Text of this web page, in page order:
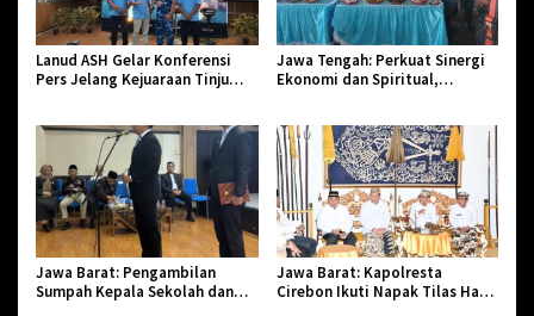
Lanud ASH Gelar Konferensi
Pers Jelang Kejuaraan Tinju
Jawa Tengah: Perkuat Sinergi
Ekonomi dan Spiritual,
Jawa Barat: Pengambilan
Sumpah Kepala Sekolah dan
Jawa Barat: Kapolresta
Cirebon Ikuti Napak Tilas Hari